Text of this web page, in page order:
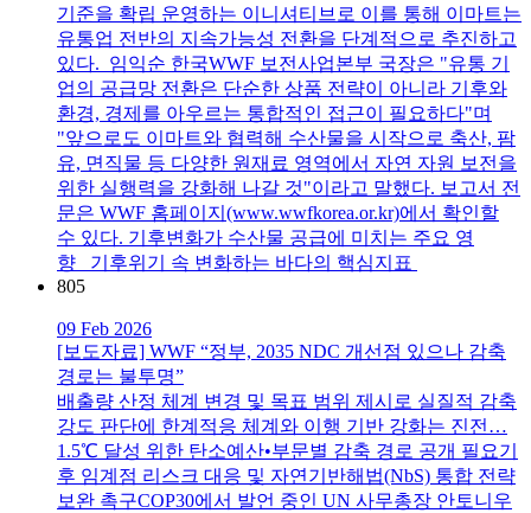
기준을 확립 운영하는 이니셔티브로 이를 통해 이마트는
유통업 전반의 지속가능성 전환을 단계적으로 추진하고
있다. 임익순 한국WWF 보전사업본부 국장은 "유통 기
업의 공급망 전환은 단순한 상품 전략이 아니라 기후와
환경, 경제를 아우르는 통합적인 접근이 필요하다"며
"앞으로도 이마트와 협력해 수산물을 시작으로 축산, 팜
유, 면직물 등 다양한 원재료 영역에서 자연 자원 보전을
위한 실행력을 강화해 나갈 것"이라고 말했다. 보고서 전
문은 WWF 홈페이지(www.wwfkorea.or.kr)에서 확인할
수 있다. 기후변화가 수산물 공급에 미치는 주요 영
향 기후위기 속 변화하는 바다의 핵심지표
805
09 Feb 2026
[보도자료] WWF “정부, 2035 NDC 개선점 있으나 감축
경로는 불투명”
배출량 산정 체계 변경 및 목표 범위 제시로 실질적 감축
강도 판단에 한계적응 체계와 이행 기반 강화는 진전…
1.5℃ 달성 위한 탄소예산•부문별 감축 경로 공개 필요기
후 임계점 리스크 대응 및 자연기반해법(NbS) 통합 전략
보완 촉구COP30에서 발언 중인 UN 사무총장 안토니우